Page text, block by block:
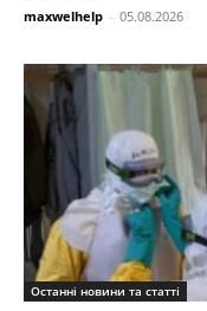
maxwelhelp - 05.08.2026
Останні новини та статті